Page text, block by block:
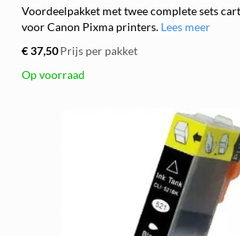
Voordeelpakket met twee complete sets
voor Canon Pixma printers. Lees meer
€ 37,50Prijs per pakket
Op voorraad